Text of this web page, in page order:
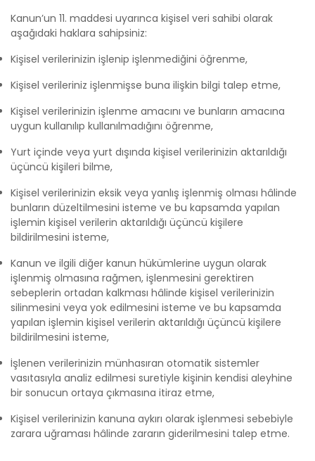
Kanun’un 11. maddesi uyarınca kişisel veri sahibi olarak
aşağıdaki haklara sahipsiniz:
Kişisel verilerinizin işlenip işlenmediğini öğrenme,
Kişisel verileriniz işlenmişse buna ilişkin bilgi talep etme,
Kişisel verilerinizin işlenme amacını ve bunların amacına
uygun kullanılıp kullanılmadığını öğrenme,
Yurt içinde veya yurt dışında kişisel verilerinizin aktarıldığı
üçüncü kişileri bilme,
Kişisel verilerinizin eksik veya yanlış işlenmiş olması hâlinde
bunların düzeltilmesini isteme ve bu kapsamda yapılan
işlemin kişisel verilerin aktarıldığı üçüncü kişilere
bildirilmesini isteme,
Kanun ve ilgili diğer kanun hükümlerine uygun olarak
işlenmiş olmasına rağmen, işlenmesini gerektiren
sebeplerin ortadan kalkması hâlinde kişisel verilerinizin
silinmesini veya yok edilmesini isteme ve bu kapsamda
yapılan işlemin kişisel verilerin aktarıldığı üçüncü kişilere
bildirilmesini isteme,
İşlenen verilerinizin münhasıran otomatik sistemler
vasıtasıyla analiz edilmesi suretiyle kişinin kendisi aleyhine
bir sonucun ortaya çıkmasına itiraz etme,
Kişisel verilerinizin kanuna aykırı olarak işlenmesi sebebiyle
zarara uğraması hâlinde zararın giderilmesini talep etme.